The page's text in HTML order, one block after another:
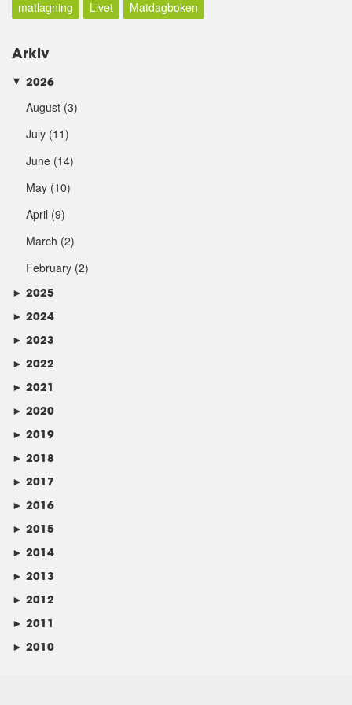
matlagning
Livet Matdagboken
Arkiv
► 2026
August (3)
July (11)
June (14)
May (10)
April (9)
March (2)
February (2)
► 2025
► 2024
► 2023
► 2022
► 2021
► 2020
► 2019
► 2018
► 2017
► 2016
► 2015
► 2014
► 2013
► 2012
► 2011
► 2010